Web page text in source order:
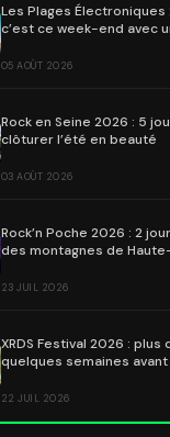
Les Plages Électroniques
c’est ce week-end avec
05 AOÛT 2026
Rock en Seine 2026 : 5
clôturer l’été en beauté
03 AOÛT 2026
Rock’n Poche 2026 : 2
des montagnes de
23 JUIL 2026
XRDS Festival 2026 : plus
quelques semaines avant
22 JUIL 2026